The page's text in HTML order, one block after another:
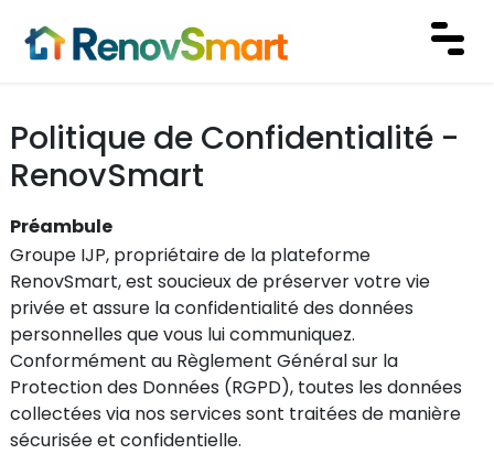
Politique de Confidentialité -
RenovSmart
Préambule
Groupe IJP, propriétaire de la plateforme
RenovSmart, est soucieux de préserver votre vie
privée et assure la confidentialité des données
personnelles que vous lui communiquez.
Conformément au Règlement Général sur la
Protection des Données (RGPD), toutes les données
collectées via nos services sont traitées de manière
sécurisée et confidentielle.